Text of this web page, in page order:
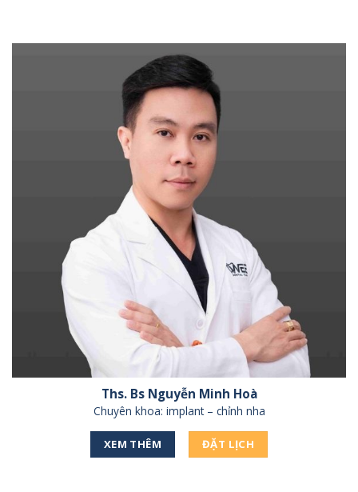
Ths. Bs Nguyễn Minh Hoà
Chuyên khoa: implant – chỉnh nha
XEM THÊM ĐẶT LỊCH